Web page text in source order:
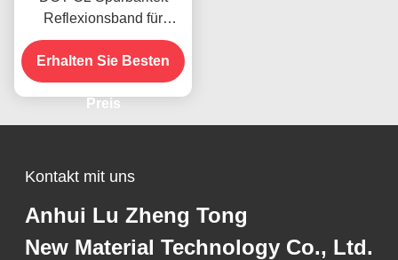
Reflexionsband für
Anhänger
Erhalten Sie Besten
Preis
Kontakt mit uns
Anhui Lu Zheng Tong
New Material Technology Co., Ltd.